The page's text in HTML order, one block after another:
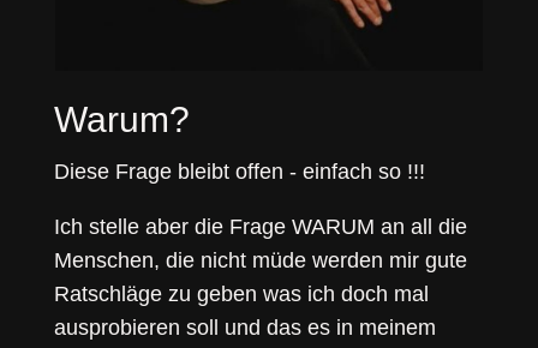
Warum?
Diese Frage bleibt offen - einfach so !!!
Ich stelle aber die Frage WARUM an all die
Menschen, die nicht müde werden mir gute
Ratschläge zu geben was ich doch mal
ausprobieren soll und das es in meinem